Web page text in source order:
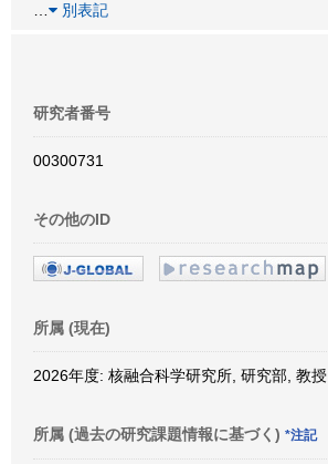
別表記
研究者番号
00300731
その他のID
所属 (現在)
2026年度: 核融合科学研究所, 研究部, 教授
所属 (過去の研究課題情報に基づく) *注記